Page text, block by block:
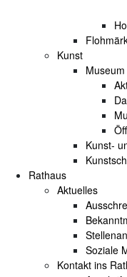
Kunst
Kunst-
Rathaus
Aktuelles
Soziale
Kontakt ins